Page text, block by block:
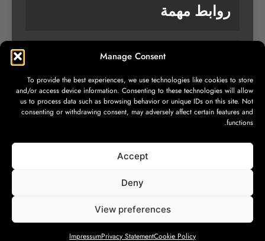
Manage Consent
To provide the best experiences, we use technologies like cookies to store
and/or access device information. Consenting to these technologies will allow
us to process data such as browsing behavior or unique IDs on this site. Not
consenting or withdrawing consent, may adversely affect certain features and
functions.
Accept
Deny
View preferences
Cookie Policy
Privacy Statement
Impressum
روابط مهمة
تواصل معنا
سياسة الخصوصية
All rights reserved © Black Cat 24, 2026